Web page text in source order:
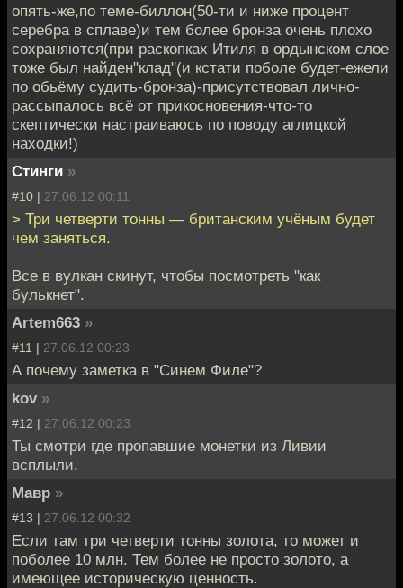
опять-же,по теме-биллон(50-ти и ниже процент
серебра в сплаве)и тем более бронза очень плохо
сохраняются(при раскопках Итиля в ордынском слое
тоже был найден"клад"(и кстати поболе будет-ежели
по обьёму судить-бронза)-присутствовал лично-
рассыпалось всё от прикосновения-что-то
скептически настраиваюсь по поводу аглицкой
находки!)
Стинги »
#10 | 27.06.12 00:11
> Три четверти тонны — британским учёным будет
чем заняться.
Все в вулкан скинут, чтобы посмотреть "как
булькнет".
Artem663 »
#11 | 27.06.12 00:23
А почему заметка в "Синем Филе"?
kov »
#12 | 27.06.12 00:23
Ты смотри где пропавшие монетки из Ливии
всплыли.
Мавр »
#13 | 27.06.12 00:32
Если там три четверти тонны золота, то может и
поболее 10 млн. Тем более не просто золото, а
имеющее историческую ценность.